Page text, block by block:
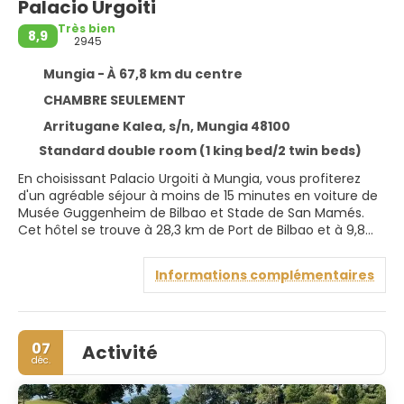
Palacio Urgoiti
8,9
Très bien
2945
Mungia - À 67,8 km du centre
CHAMBRE SEULEMENT
Arritugane Kalea, s/n, Mungia 48100
Standard double room (1 king bed/2 twin beds)
En choisissant Palacio Urgoiti à Mungia, vous profiterez
d'un agréable séjour à moins de 15 minutes en voiture de
Musée Guggenheim de Bilbao et Stade de San Mamés.
Cet hôtel se trouve à 28,3 km de Port de Bilbao et à 9,8
N'hésitez pas à profiter des nombreuses infrastructures
de loisirs à disposition et qui incluent notamment une
piscine couverte et un centre de fitness. Parmi les
équipements et services offerts par cet hôtel vous
trouvez également l'accès Wi-Fi à Internet gratuit, un
service de conciergerie et une salle de banquet.
Informations complémentaires
07
déc. Activité